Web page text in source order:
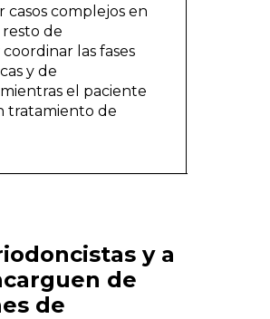
casos complejos en
de
las fases
y de
el paciente
tratamiento de
y a
de
de